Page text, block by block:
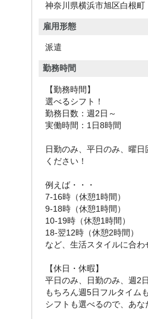
神奈川県横浜市旭区白根町
雇用形態
派遣
勤務時間
【勤務時間】
選べるシフト！
勤務日数：週2日～
実働時間：1日8時間
日勤のみ、平日のみ、曜
ください！
例えば・・・
7-16時（休憩1時間）
9-18時（休憩1時間）
10-19時（休憩1時間）
18-翌12時（休憩2時間）
など、生活スタイルに合わ
【休日・休暇】
平日のみ、日勤のみ、週2
もちろん週5日フルタイム
シフトも選べるので、あな